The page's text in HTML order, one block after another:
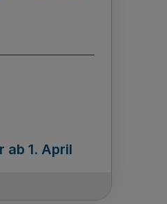
1. April